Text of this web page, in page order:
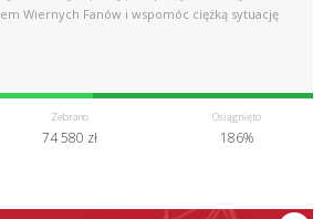
Wiernych Fanów i wspomóc ciężką sytuację
Zebrano
74 580 zł
Osiągnięto
186%